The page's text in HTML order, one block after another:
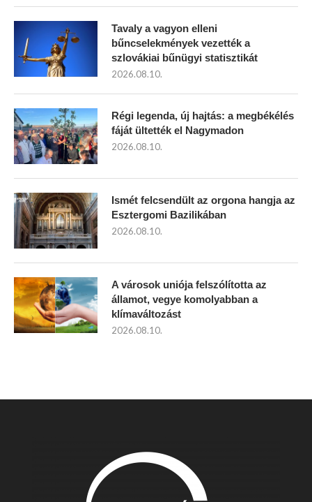
Tavaly a vagyon elleni
bűncselekmények vezették a
szlovákiai bűnügyi statisztikát
2026.08.10.
Régi legenda, új hajtás: a megbékélés
fáját ültették el Nagymadon
2026.08.10.
Ismét felcsendült az orgona hangja az
Esztergomi Bazilikában
2026.08.10.
A városok uniója felszólította az
államot, vegye komolyabban a
klímaváltozást
2026.08.10.